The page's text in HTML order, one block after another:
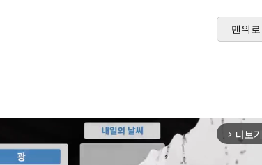
맨위로
arrow_forward_ios 더보기